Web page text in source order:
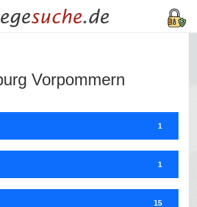
Vorpommern
1
1
15